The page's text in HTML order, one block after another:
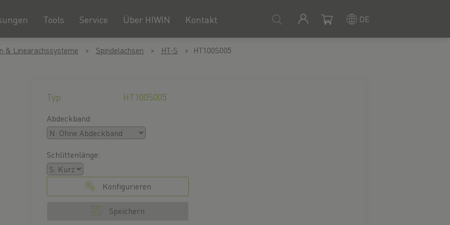
Kontakt
Über HIWIN
Service
Tools DE
& Linearachssysteme Spindelachsen HT-S HT100S005
Typ: HT100S005
Abdeckband:
Schlittenlänge:
Konfigurieren
Speichern